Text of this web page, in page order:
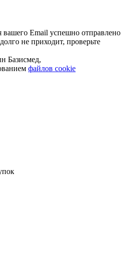
Email успешно отправлено
не приходит, проверьте
Базисмед,
файлов cookie